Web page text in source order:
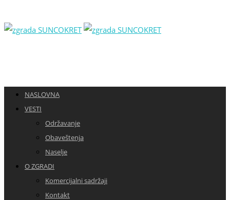
NASLOVNA
VESTI
Održavanje
Obaveštenja
Naselje
O ZGRADI
Komercijalni sadržaji
Kontakt